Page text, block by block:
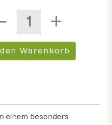
einem besonders